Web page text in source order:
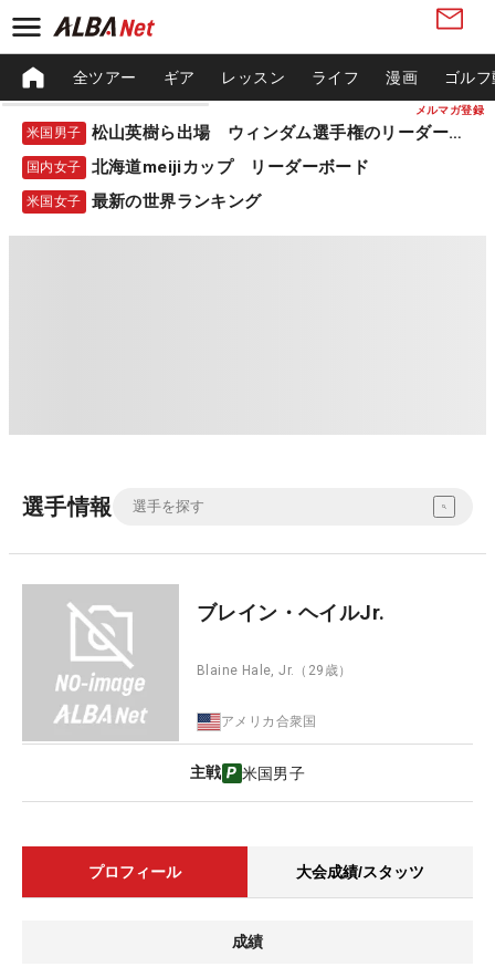
メルマガ登録
全ツアー ギア レッスン ライフ 漫画 ゴル
米国男子 松山英樹ら出場 ウィンダム選手権のリーダーボード
国内女子 北海道meijiカップ リーダーボード
米国女子 最新の世界ランキング
選手情報
ブレイン・ヘイルJr.
Blaine Hale, Jr. （29歳）
アメリカ合衆国
主戦 米国男子
プロフィール 大会成績/スタッツ
成績